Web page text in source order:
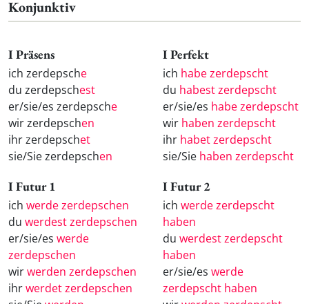
Konjunktiv
I Präsens
ich zerdepsche
du zerdepschest
er/sie/es zerdepsche
wir zerdepschen
ihr zerdepschet
sie/Sie zerdepschen
I Perfekt
ich habe zerdepscht
du habest zerdepscht
er/sie/es habe zerdepscht
wir haben zerdepscht
ihr habet zerdepscht
sie/Sie haben zerdepscht
I Futur 1
ich werde zerdepschen
du werdest zerdepschen
er/sie/es werde
zerdepschen
wirwerden zerdepschen
ihrwerdet zerdepschen
I Futur 2
ich werde zerdepscht
haben
du werdest zerdepscht
haben
er/sie/es werde
zerdepscht haben